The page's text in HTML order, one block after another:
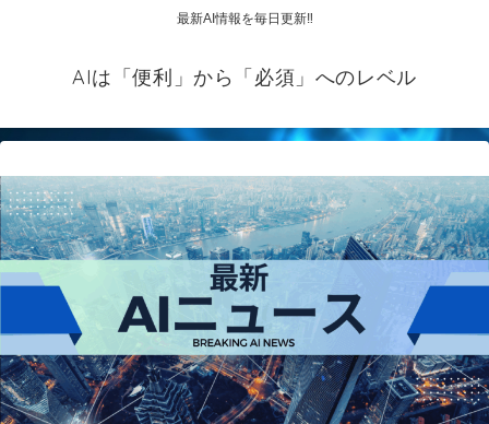
最新AI情報を毎日更新‼
AIは「便利」から「必須」へのレベル